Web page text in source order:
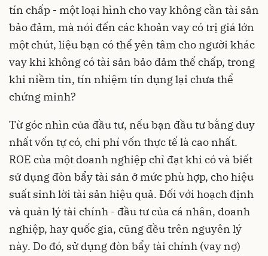
tín chấp - một loại hình cho vay không cần tài sản
bảo đảm, mà nói đến các khoản vay có trị giá lớn
một chút, liệu bạn có thể yên tâm cho người khác
vay khi không có tài sản bảo đảm thế chấp, trong
khi niềm tin, tín nhiệm tín dụng lại chưa thể
chứng minh?
Từ góc nhìn của đầu tư, nếu bạn đầu tư bằng duy
nhất vốn tự có, chi phí vốn thực tế là cao nhất.
ROE của một doanh nghiệp chỉ đạt khi có và biết
sử dụng đòn bẩy tài sản ở mức phù hợp, cho hiệu
suất sinh lời tài sản hiệu quả. Đối với hoạch định
và quản lý tài chính - đầu tư của cá nhân, doanh
nghiệp, hay quốc gia, cũng đều trên nguyên lý
này. Do đó, sử dụng đòn bẩy tài chính (vay nợ)